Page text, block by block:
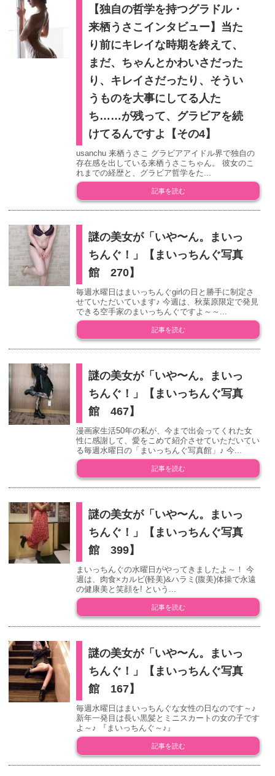
【独自の哲学を持つグラドル・
来栖うさこインタビュー】当た
り前にキレイな時期を終えて、
まだ、ちゃんとかわいさだった
り、キレイさだったり、そうい
うものを大事にしてる人た
ち……が残って、グラビアを続
けてるんですよ【その4】
usanchu 来栖うさこ グラビアアイドル界で独自の
存在感を出している来栖うさこちゃん。 彼女のこ
れまでの経歴と、グラビア哲学をた...
記事を読む
謎の美女が「いや〜ん。まいっ
ちんぐ！」【まいっちんぐ写真
館 270】
毎週水曜日はまいっちんぐgirlの日と勝手に制定さ
せていただいています♪ 今週は、秋葉原限定で発見
できる空手家のまいっちんぐですよ～～...
記事を読む
謎の美女が「いや〜ん。まいっ
ちんぐ！」【まいっちんぐ写真
館 467】
漫画家生活50年の私が、今まで出会ってくれた女
性に感謝して、愛をこめて紹介させていただいてい
る毎週水曜日の「まいっちんぐ写真館」♪ 今...
記事を読む
謎の美女が「いや〜ん。まいっ
ちんぐ！」【まいっちんぐ写真
館 399】
まいっちんぐの水曜日がやってきましたよ～！ 今
週は、肉食×カルビ(軽美)&ハラミ(腹美)体操で永遠
の健康美と笑顔を! という...
記事を読む
謎の美女が「いや〜ん。まいっ
ちんぐ！」【まいっちんぐ写真
館 167】
毎週水曜日はまいっちんぐな女性の日なのです～♪
新年一発目は長い黒髪とミニスカートの女の子です
よ～♪ 『まいっちんぐ～♪』
記事を読む